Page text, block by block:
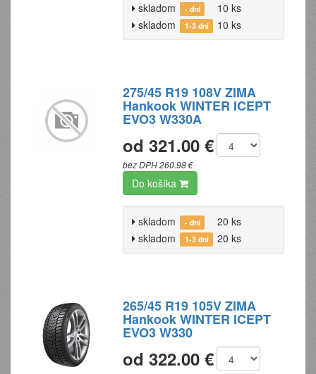
skladom - dní
10 ks
skladom
1-3 dni 10 ks
275/45 R19 108V ZIMA
Hankook WINTER ICEPT
EVO3 W330A
od 321.00 €
bez DPH 260.98 €
Do košíka
skladom - dní
20 ks
skladom
1-3 dni 20 ks
265/45 R19 105V ZIMA
Hankook WINTER ICEPT
EVO3 W330
od 322.00 €